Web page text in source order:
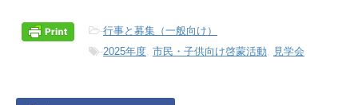
-行事と募集（一般向け）
-2025年度, 市民・子供向け啓蒙活動, 見学会